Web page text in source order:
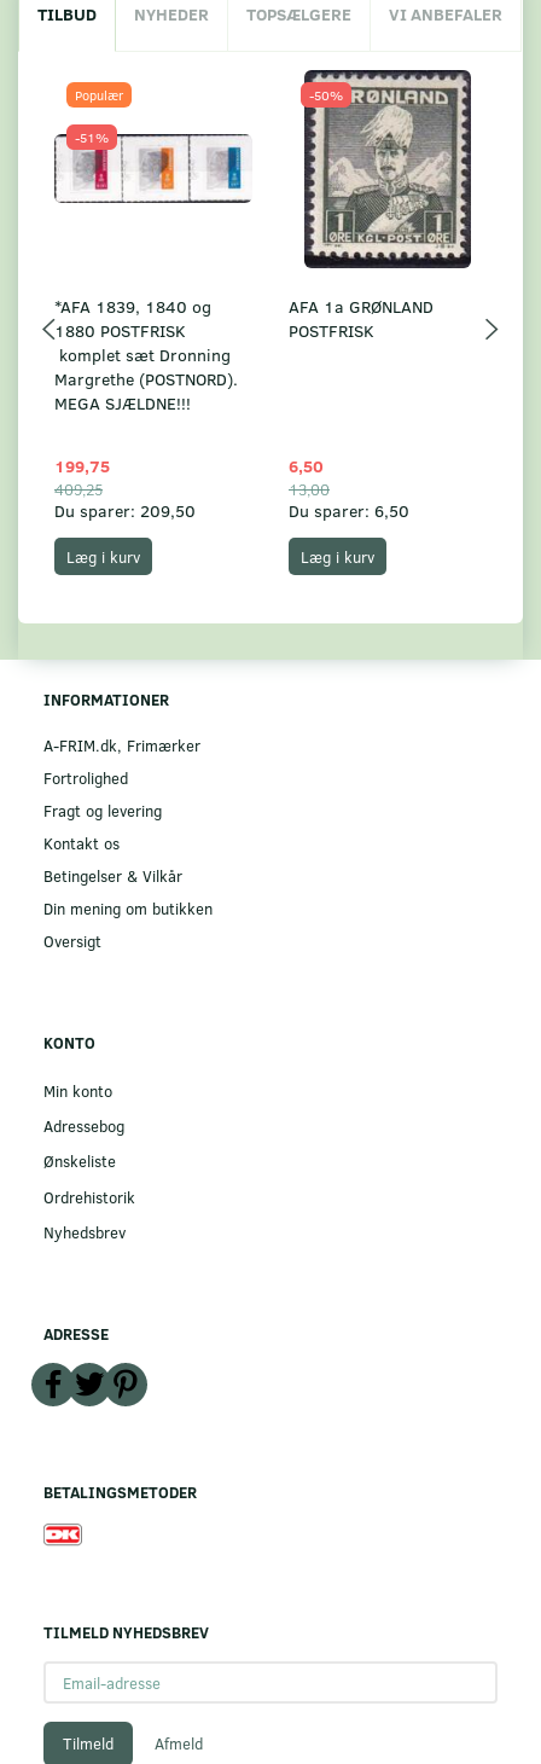
TILBUD NYHEDER TOPSÆLGERE VI ANBEFALER
Populær
-51%
*AFA 1839, 1840 og
1880 POSTFRISK
komplet sæt Dronning
Margrethe (POSTNORD).
MEGA SJÆLDNE!!!
199,75
409,25
Du sparer: 209,50
Læg i kurv
-50%
AFA 1a GRØNLAND
POSTFRISK
6,50
13,00
Du sparer: 6,50
Læg i kurv
INFORMATIONER
A-FRIM.dk, Frimærker
Fortrolighed
Fragt og levering
Kontakt os
Betingelser & Vilkår
Din mening om butikken
Oversigt
KONTO
Min konto
Adressebog
Ønskeliste
Ordrehistorik
Nyhedsbrev
ADRESSE
BETALINGSMETODER
TILMELD NYHEDSBREV
adresse
Tilmeld Afmeld